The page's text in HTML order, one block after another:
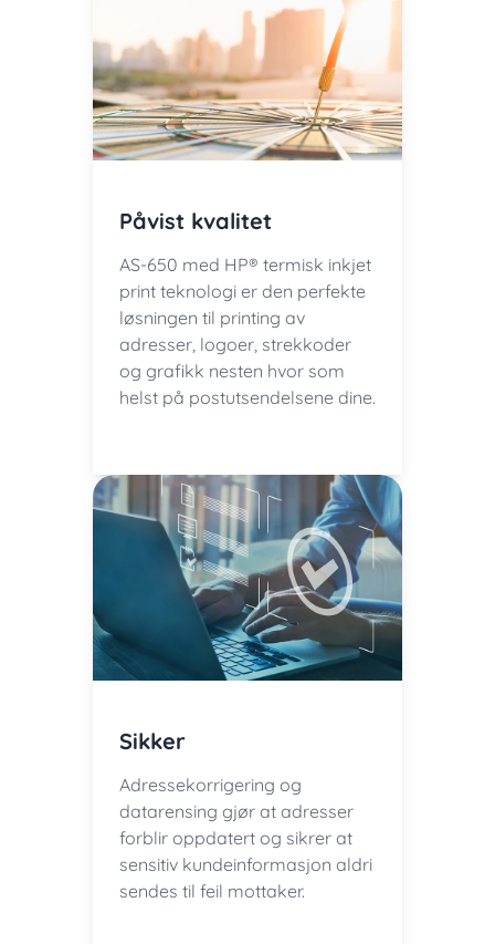
Påvist kvalitet
AS-650 med HP® termisk inkjet
print teknologi er den perfekte
løsningen til printing av
adresser, logoer, strekkoder
og grafikk nesten hvor som
helst på postutsendelsene dine.
Sikker
Adressekorrigering og
datarensing gjør at adresser
forblir oppdatert og sikrer at
sensitiv kundeinformasjon aldri
sendes til feil mottaker.